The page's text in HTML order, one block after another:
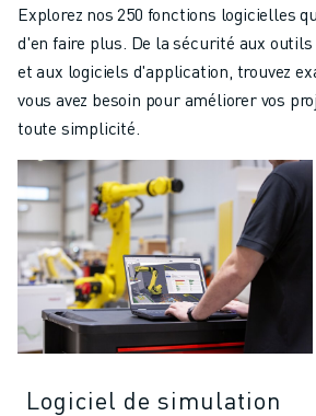
Explorez nos 250 fonctions logicielles
d'en faire plus. De la sécurité aux
et aux logiciels d'application, trouvez
vous avez besoin pour améliorer vos
toute simplicité.
Logiciel de simulation